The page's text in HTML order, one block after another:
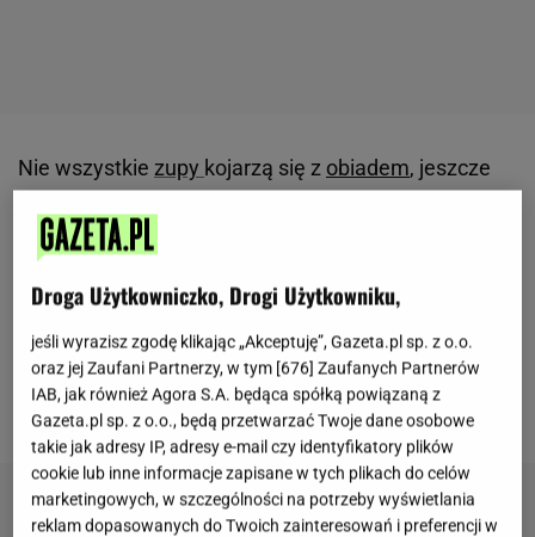
Nie wszystkie zupy kojarzą się z obiadem, jeszcze
się także słodkie wersje podawane jako
również jako zupa "nic".To receptura oparta na
mleku, jajkach i cukrze, która przez długi czas
pojawiała się na stołach podczas rodzinnych
spotkań oraz codziennych posiłków.
Droga Użytkowniczko, Drogi Użytkowniku,
jeśli wyrazisz zgodę klikając „Akceptuję”, Gazeta.pl sp. z o.o.
oraz jej Zaufani Partnerzy, w tym [676] Zaufanych Partnerów
IAB, jak również Agora S.A. będąca spółką powiązaną z
Gazeta.pl sp. z o.o., będą przetwarzać Twoje dane osobowe
takie jak adresy IP, adresy e-mail czy identyfikatory plików
cookie lub inne informacje zapisane w tych plikach do celów
marketingowych, w szczególności na potrzeby wyświetlania
reklam dopasowanych do Twoich zainteresowań i preferencji w